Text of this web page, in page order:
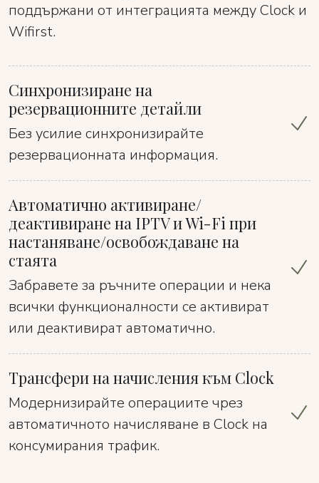
поддържани от интеграцията между Clock и
Wifirst.
Синхронизиране на
резервационните детайли
Без усилие синхронизирайте
резервационната информация.
Автоматично активиране/
деактивиране на IPTV и Wi-Fi при
настаняване/освобождаване на
стаята
Забравете за ръчните операции и нека
всички функционалности се активират
или деактивират автоматично.
Трансфери на начисления към Clock
Модернизирайте операциите чрез
автоматичното начисляване в Clock на
консумирания трафик.